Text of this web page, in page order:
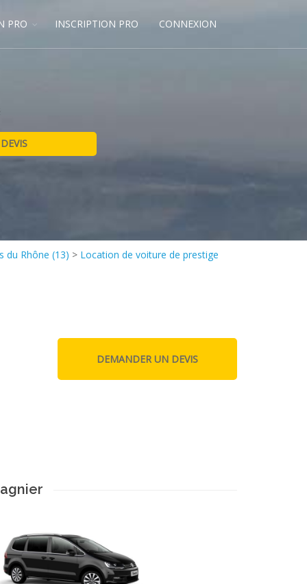
PRO INSCRIPTION PRO CONNEXION
du Rhône (13) > Location de voiture de prestige